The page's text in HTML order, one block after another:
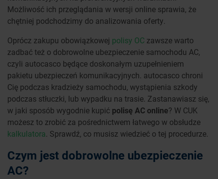
Możliwość ich przeglądania w wersji online sprawia, że
chętniej podchodzimy do analizowania oferty.
Oprócz zakupu obowiązkowej polisy OC zawsze warto
zadbać też o dobrowolne ubezpieczenie samochodu AC,
czyli autocasco będące doskonałym uzupełnieniem
pakietu ubezpieczeń komunikacyjnych. autocasco chroni
Cię podczas kradzieży samochodu, wystąpienia szkody
podczas stłuczki, lub wypadku na trasie. Zastanawiasz się,
w jaki sposób wygodnie kupić polisę AC online? W CUK
możesz to zrobić za pośrednictwem łatwego w obsłudze
kalkulatora. Sprawdź, co musisz wiedzieć o tej procedurze.
Czym jest dobrowolne ubezpieczenie
AC?